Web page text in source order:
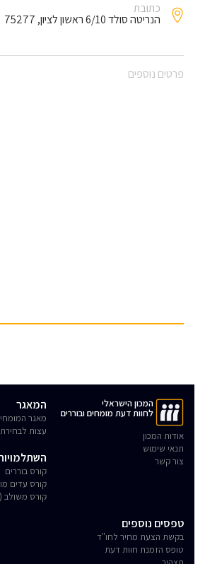
כתובת
הנריטה סולד 6/10 ראשון לציון, 75277
פרטים נוספים
המכון הישראלי
לחוות דעת מומחים ובוררים
אודות המכון
תנאי שימוש
צור קשר
המאגר
מאגר
עצות
קורס בוררים
קורס עדים
קורס משולב
טפסים נוספים
בקשת הצעת מחיר לחו"ד
טופס הזמנת חוות דעת